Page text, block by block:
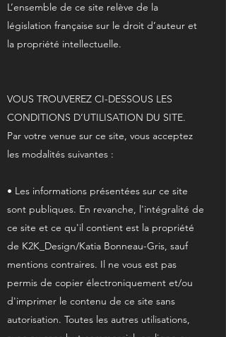
L’ensemble de ce site relève de la
législation française sur le droit d’auteur et
la propriété intellectuelle.
VOUS TROUVEREZ CI-DESSOUS LES
CONDITIONS D’UTILISATION DU SITE.
Par votre venue sur ce site, vous acceptez
les modalités suivantes :
• Les informations présentées sur ce site
sont publiques. En revanche, l'intégralité de
ce site et ce qu'il contient est la propriété
de K2K_Design/Katia Bonneau-Gris, sauf
mentions contraires. Il ne vous est pas
permis de copier électroniquement et/ou
d'imprimer le contenu de ce site sans
autorisation. Toutes les autres utilisations,